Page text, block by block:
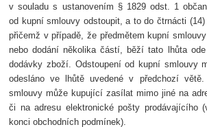
v souladu s ustanovením § 1829 odst. 1
od kupní smlouvy odstoupit, a to do čtrnácti
přičemž v případě, že předmětem kupní
nebo dodání několika částí, běží tato lhůta
dodávky zboží. Odstoupení od kupní smlouvy
odesláno ve lhůtě uvedené v předchozí
smlouvy může kupující zasílat mimo jiné na
či na adresu elektronické pošty prodávajícího
konci obchodních podmínek).